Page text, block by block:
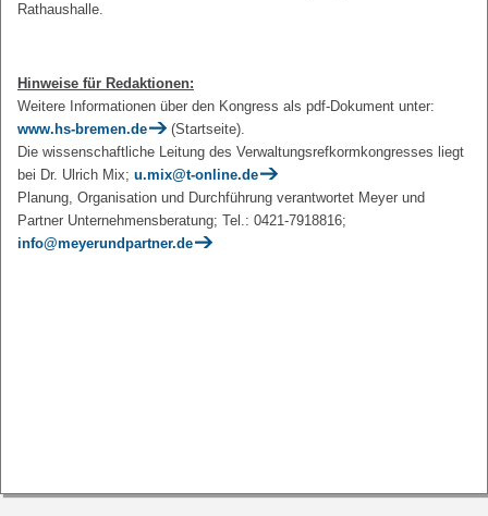
Rathaushalle.
Hinweise für Redaktionen:
Weitere Informationen über den Kongress als pdf-Dokument unter:
www.hs-bremen.de
(Startseite).
Die wissenschaftliche Leitung des Verwaltungsrefkormkongresses liegt
bei Dr. Ulrich Mix; u.mix@t-online.de
Planung, Organisation und Durchführung verantwortet Meyer und
Partner Unternehmensberatung; Tel.: 0421-7918816;
info@meyerundpartner.de